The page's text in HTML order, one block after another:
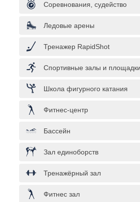
Соревнования, судейство
Ледовые арены
Тренажер RapidShot
Спортивные залы и площадки
Школа фигурного катания
Фитнес-центр
Бассейн
Зал единоборств
Тренажёрный зал
Фитнес зал